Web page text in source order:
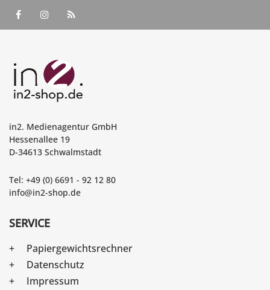
in2. Medienagentur GmbH
Hessenallee 19
D-34613 Schwalmstadt
Tel: +49 (0) 6691 - 92 12 80
info@in2-shop.de
SERVICE
Papiergewichtsrechner
Datenschutz
Impressum